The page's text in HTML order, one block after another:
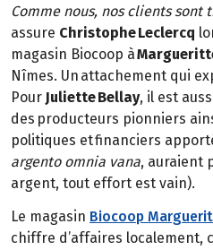
Comme nous, nos clients sont
assure Christophe Leclercq
magasin Biocoop à
Nîmes. Un attachement qui
Pour Juliette Bellay, il est
des producteurs pionniers
politiques et financiers
argento omnia vana, auraient
argent, tout effort est vain).
Le magasin Biocoop
chiffre d’affaires localement,